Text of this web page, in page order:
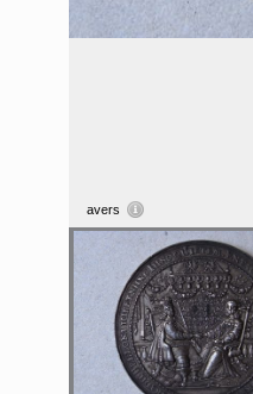
avers